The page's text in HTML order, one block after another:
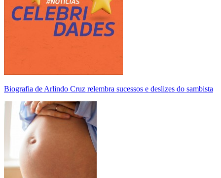
Biografia de Arlindo Cruz relembra sucessos e deslizes do sambista